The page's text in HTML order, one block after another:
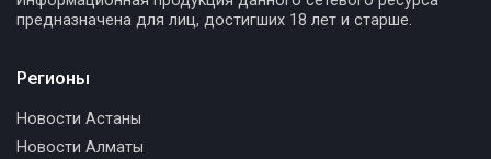
предназначена для лиц, достигших 18 лет и старше.
Регионы
Новости Астаны
Новости Алматы